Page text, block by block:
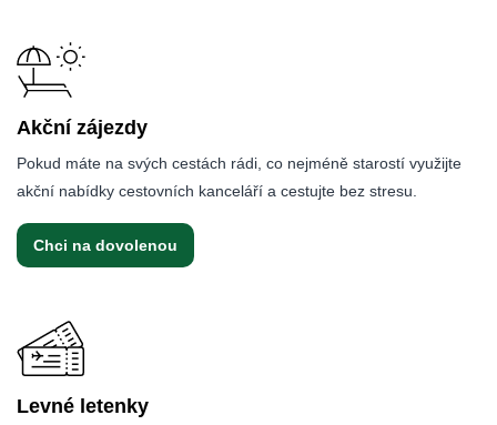
Akční zájezdy
Pokud máte na svých cestách rádi, co nejméně starostí využijte
akční nabídky cestovních kanceláří a cestujte bez stresu.
Chci na dovolenou
Levné letenky